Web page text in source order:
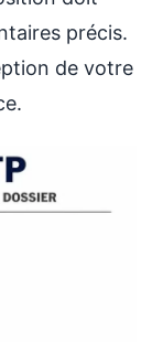
précis.
de votre